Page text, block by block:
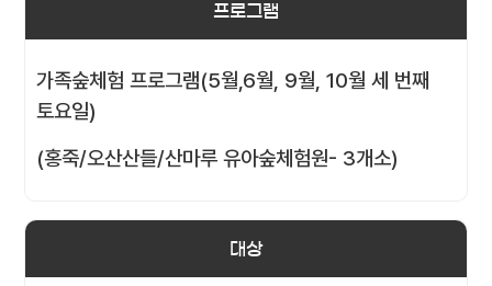
프로그램
가족숲체험 프로그램(5월,6월, 9월, 10월 세 번째
토요일)
(홍죽/오산산들/산마루 유아숲체험원- 3개소)
대상